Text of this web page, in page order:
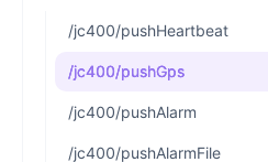
/jc400/pushHeartbeat
/jc400/pushGps
/jc400/pushAlarm
/jc400/pushAlarmFile